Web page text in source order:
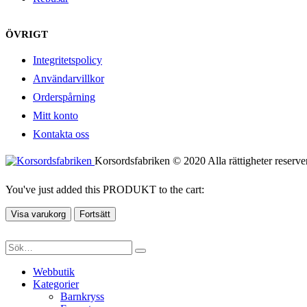
ÖVRIGT
Integritetspolicy
Användarvillkor
Orderspårning
Mitt konto
Kontakta oss
Korsordsfabriken © 2020 Alla rättigheter
You've just added this PRODUKT to the cart:
Visa varukorg Fortsätt
Webbutik
Kategorier
Barnkryss